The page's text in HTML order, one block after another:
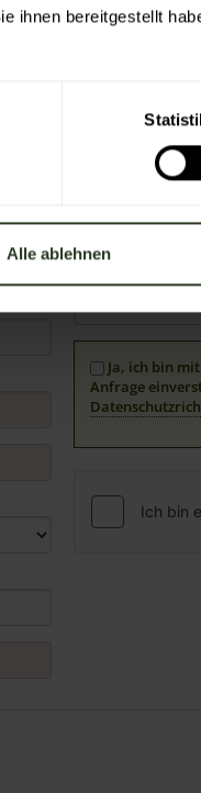
ihnen bereitgestellt
Alle ablehnen
Ja, ich bin
Anfrage